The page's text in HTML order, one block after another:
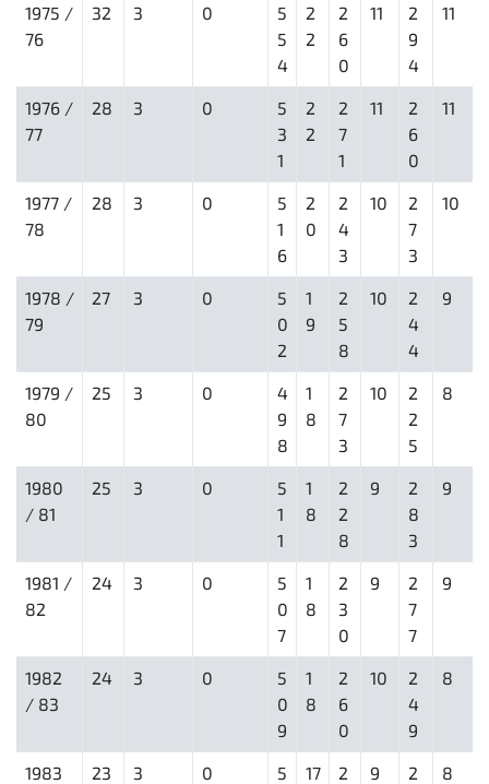
1975 /
76
32 3 0
5
5
4
2
2
2
6
0
11
2
9
4
11
1976 /
77
28 3 0
5
3
1
2
2
2
7
1
11
2
6
0
11
1977 /
78
28 3 0
5
1
6
2
0
2
4
3
10
2
7
3
10
1978 /
79
27 3 0
5
0
2
1
9
2
5
8
10
2
4
4
9
1979 /
80
25 3 0
4
9
8
1
8
2
7
3
10
2
2
5
8
1980
/ 81
25 3 0
5
1
1
1
8
2
2
8
9
2
8
3
9
1981 /
82
24 3 0
5
0
7
1
8
2
3
0
9
2
7
7
9
1982
/ 83
24 3 0
5
0
9
1
8
2
6
0
10
2
4
9
8
1983
23 3 0
5
17
2
9
2
8